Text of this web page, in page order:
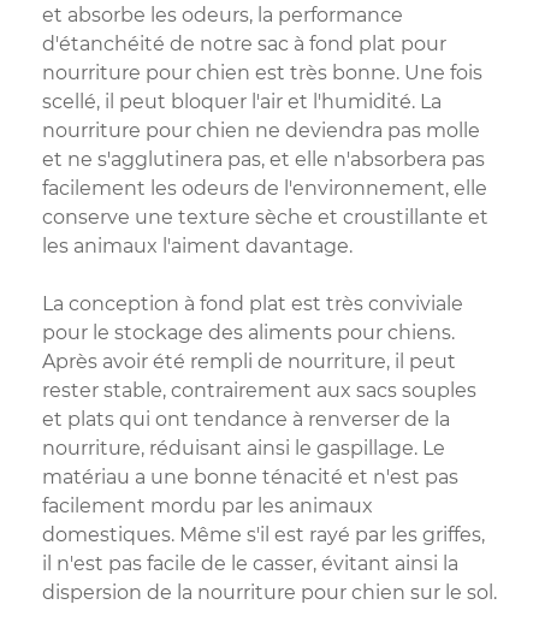
et absorbe les odeurs, la performance
d'étanchéité de notre sac à fond plat pour
nourriture pour chien est très bonne. Une fois
scellé, il peut bloquer l'air et l'humidité. La
nourriture pour chien ne deviendra pas molle
et ne s'agglutinera pas, et elle n'absorbera pas
facilement les odeurs de l'environnement, elle
conserve une texture sèche et croustillante et
les animaux l'aiment davantage.
La conception à fond plat est très conviviale
pour le stockage des aliments pour chiens.
Après avoir été rempli de nourriture, il peut
rester stable, contrairement aux sacs souples
et plats qui ont tendance à renverser de la
nourriture, réduisant ainsi le gaspillage. Le
matériau a une bonne ténacité et n'est pas
facilement mordu par les animaux
domestiques. Même s'il est rayé par les griffes,
il n'est pas facile de le casser, évitant ainsi la
dispersion de la nourriture pour chien sur le sol.